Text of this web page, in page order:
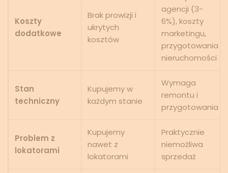
Koszty
dodatkowe
Brak prowizji i
ukrytych
kosztów
agencji (3-
6%), koszty
marketingu,
przygotowania
nieruchomości
Stan
techniczny
Kupujemy w
każdym stanie
Wymaga
remontu i
przygotowania
Problem z
lokatorami
Kupujemy
nawet z
lokatorami
Praktycznie
niemożliwa
sprzedaż